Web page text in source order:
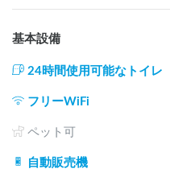
然も楽しむことができます。
基本設備
24時間使用可能なトイレ
フリーWiFi
ペット可
自動販売機